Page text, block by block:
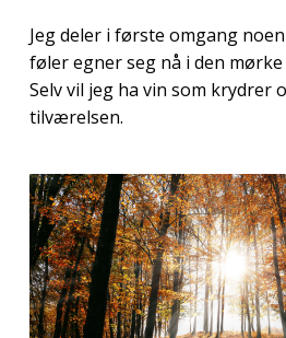
Jeg deler i første omgang
føler egner seg nå i den
Selv vil jeg ha vin som krydrer
tilværelsen.